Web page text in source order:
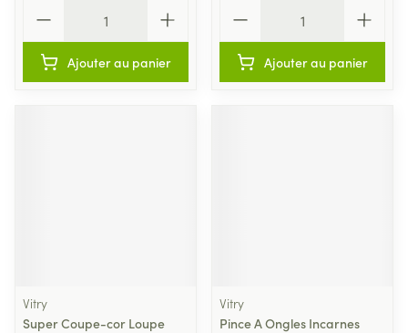
Ajouter au panier Ajouter au panier
Vitry
Super Coupe-cor Loupe
Vitry
Pince A Ongles Incarnes